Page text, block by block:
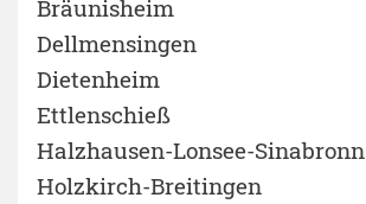
Bräunisheim
Dellmensingen
Dietenheim
Ettlenschieß
Halzhausen-Lonsee-Sinabronn
Holzkirch-Breitingen